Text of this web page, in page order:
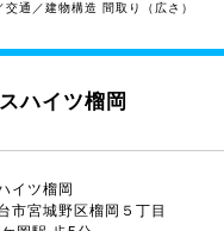
交通／建物構造 間取り（広さ）
ハイツ榴岡
イツ榴岡
市宮城野区榴岡５丁目